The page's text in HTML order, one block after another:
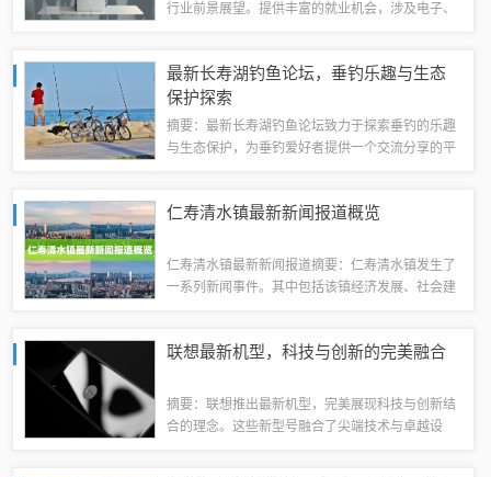
行业前景展望。提供丰富的就业机会，涉及电子、
养，为从业者提供良好发展平台。遵守规则制...
最新长寿湖钓鱼论坛，垂钓乐趣与生态
保护探索
摘要：最新长寿湖钓鱼论坛致力于探索垂钓的乐趣
与生态保护，为垂钓爱好者提供一个交流分享的平
钓，保护水域生态环境。论坛旨在促进垂钓文...
仁寿清水镇最新新闻报道概览
仁寿清水镇最新新闻报道摘要：仁寿清水镇发生了
一系列新闻事件。其中包括该镇经济发展、社会建
展、文化旅游活动等。整体氛围和谐稳定，无...
联想最新机型，科技与创新的完美融合
摘要：联想推出最新机型，完美展现科技与创新结
合的理念。这些新型号融合了尖端技术与卓越设